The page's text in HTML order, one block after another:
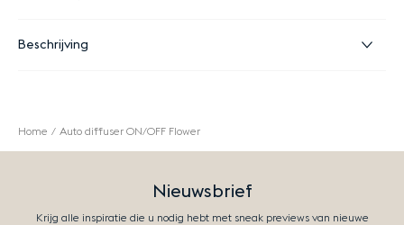
Beschrijving
Home Auto diffuser ON/OFF Flower
Nieuwsbrief
Krijg alle inspiratie die u nodig hebt met sneak previews van nieuwe